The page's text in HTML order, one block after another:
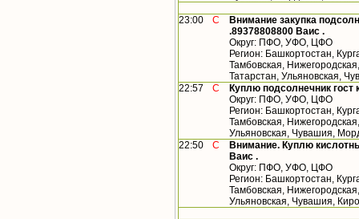
23:00 С
Внимание закупка
.89378808800 Ваис .
Округ: ПФО, УФО, ЦФО
Регион: Башкортостан,
Тамбовская,
Татарстан, Ульяновская,
22:57
С
Куплю подсолнечник
Округ: ПФО, УФО, ЦФО
Регион: Башкортостан,
Тамбовская,
Ульяновская, Чувашия,
22:50
С
Внимание. Куплю
Ваис .
Округ: ПФО, УФО, ЦФО
Регион: Башкортостан,
Тамбовская,
Ульяновская, Чувашия,